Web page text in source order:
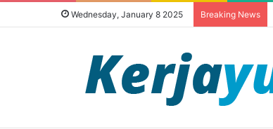
Wednesday, January 8 2025 Breaking News